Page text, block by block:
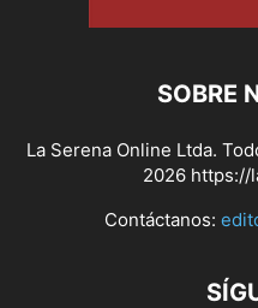
SOBRE
La Serena Online Ltda.
2026 https://
Contáctanos: